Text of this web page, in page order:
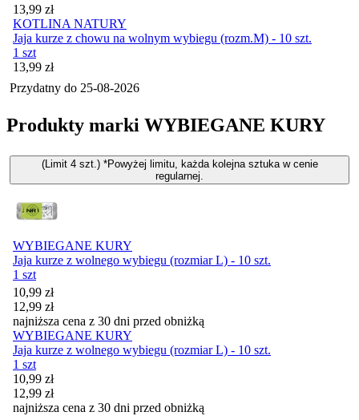
Cena
13,99 zł
KOTLINA NATURY
Jaja kurze z chowu na wolnym wybiegu (rozm.M) - 10 szt.
1 szt
Cena
13,99 zł
Przydatny do 25-08-2026
Produkty marki WYBIEGANE KURY
(Limit 4 szt.) *Powyżej limitu, każda kolejna sztuka w cenie
regularnej.
WYBIEGANE KURY
Jaja kurze z wolnego wybiegu (rozmiar L) - 10 szt.
1 szt
Cena promocyjna
10,99 zł
12,99 zł
najniższa cena z 30 dni przed obniżką
WYBIEGANE KURY
Jaja kurze z wolnego wybiegu (rozmiar L) - 10 szt.
1 szt
Cena promocyjna
10,99 zł
12,99 zł
najniższa cena z 30 dni przed obniżką